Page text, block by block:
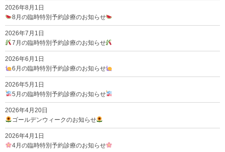
2026年8月1日
8月の臨時特別予約診療のお知らせ
2026年7月1日
7月の臨時特別予約診療のお知らせ
2026年6月1日
6月の臨時特別予約診療のお知らせ
2026年5月1日
5月の臨時特別予約診療のお知らせ
2026年4月20日
ゴールデンウィークのお知らせ
2026年4月1日
4月の臨時特別予約診療のお知らせ